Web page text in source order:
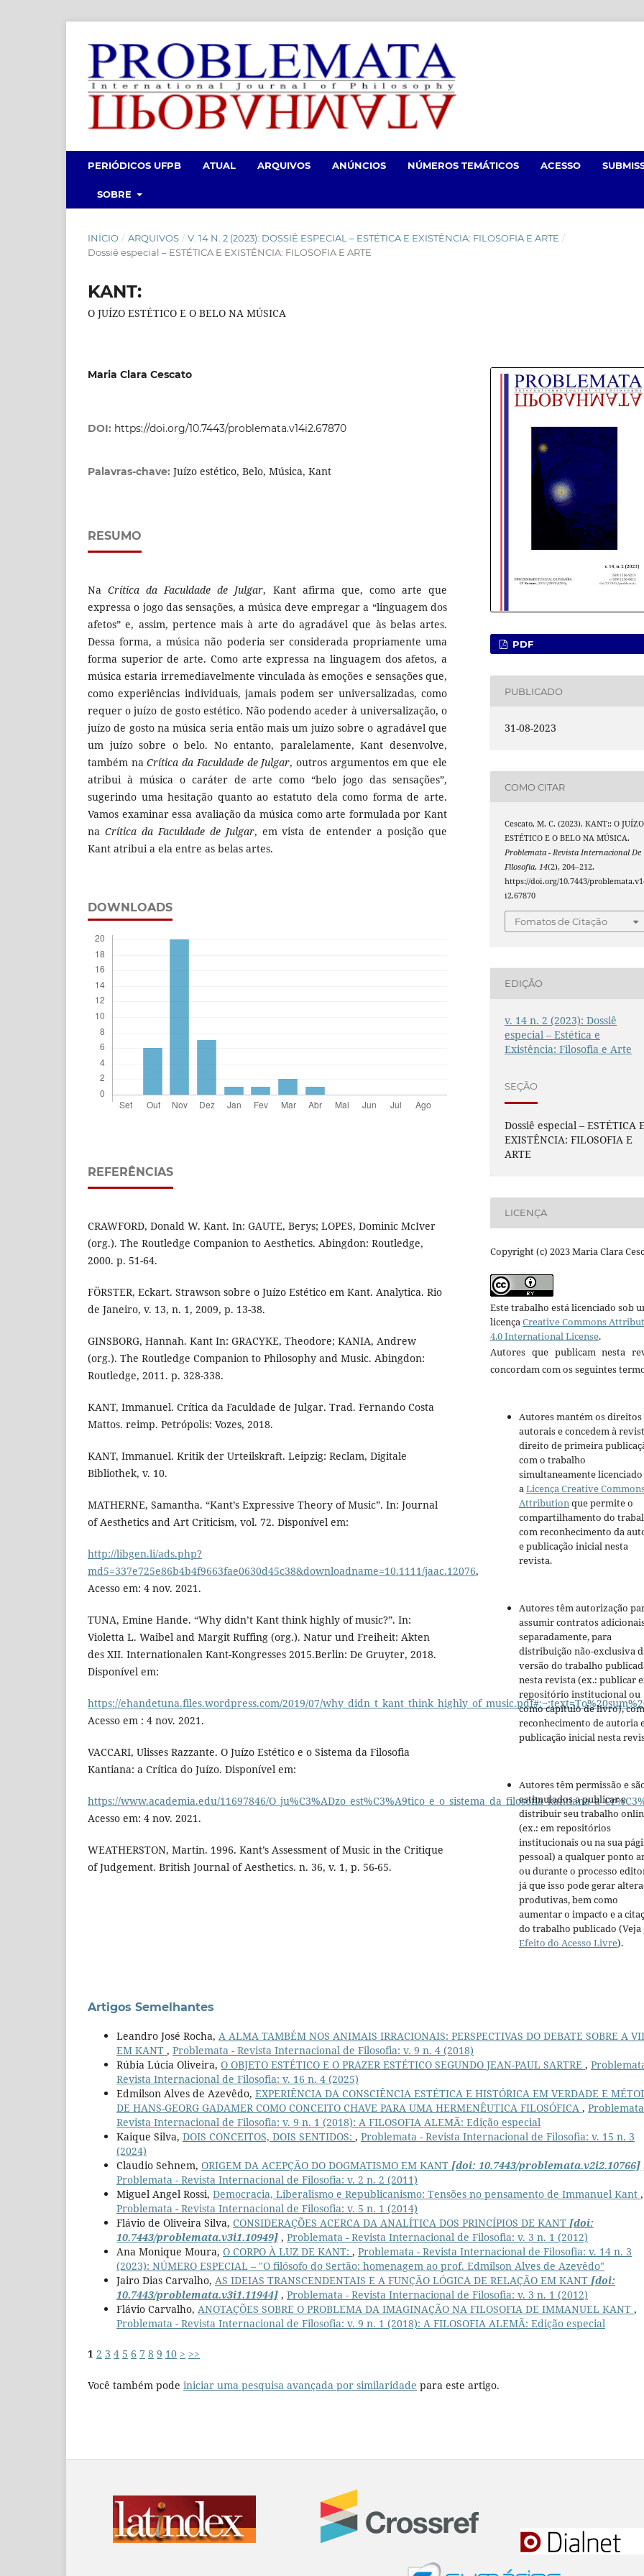
PERIÓDICOS UFPB ATUAL ARQUIVOS ANÚNCIOS NÚMEROS TEMÁTICOS ACESSO
SOBRE
INÍCIO / ARQUIVOS / V. 14 N. 2 (2023): DOSSIÊ ESPECIAL – ESTÉTICA E EXISTÊNCIA: FILOSOFIA E ARTE /
Dossiê especial – ESTÉTICA E EXISTÊNCIA: FILOSOFIA E ARTE
KANT:
O JUÍZO ESTÉTICO E O BELO NA MÚSICA
Maria Clara Cescato
DOI: https://doi.org/10.7443/problemata.v14i2.67870
Palavras-chave: Juízo estético, Belo, Música, Kant
RESUMO
NaCrítica da Faculdade de Julgar, Kant afirma que, como arte que
expressa o jogo das sensações, a música deve empregar a “linguagem dos
afetos” e, assim, pertence mais à arte do agradável que às belas artes.
Dessa forma, a música não poderia ser considerada propriamente uma
forma superior de arte. Como arte expressa na linguagem dos afetos, a
música estaria irremediavelmente vinculada às emoções e sensações que,
como experiências individuais, jamais podem ser universalizadas, como
requer o juízo de gosto estético. Não podendo aceder à universalização, o
juízo de gosto na música seria então mais um juízo sobre o agradável que
um juízo sobre o belo. No entanto, paralelamente, Kant desenvolve,
também naCrítica da Faculdade de Julgar, outros argumentos em que ele
atribui à música o caráter de arte como “belo jogo das sensações”,
sugerindo uma hesitação quanto ao estatuto dela como forma de arte.
Vamos examinar essa avaliação da música como arte formulada por Kant
na Crítica da Faculdade de Julgar, em vista de entender a posição que
Kant atribui a ela entre as belas artes.
DOWNLOADS
REFERÊNCIAS
CRAWFORD, Donald W. Kant. In: GAUTE, Berys; LOPES, Dominic McIver
(org.). The Routledge Companion to Aesthetics. Abingdon: Routledge,
2000. p. 51-64.
FÖRSTER, Eckart. Strawson sobre o Juízo Estético em Kant. Analytica. Rio
de Janeiro, v. 13, n. 1, 2009, p. 13-38.
GINSBORG, Hannah. Kant In: GRACYKE, Theodore; KANIA, Andrew
(org.). The Routledge Companion to Philosophy and Music. Abingdon:
Routledge, 2011. p. 328-338.
KANT, Immanuel. Crítica da Faculdade de Julgar. Trad. Fernando Costa
Mattos. reimp. Petrópolis: Vozes, 2018.
KANT, Immanuel. Kritik der Urteilskraft. Leipzig: Reclam, Digitale
Bibliothek, v. 10.
MATHERNE, Samantha. “Kant’s Expressive Theory of Music”. In: Journal
of Aesthetics and Art Criticism, vol. 72. Disponível em:
http://libgen.li/ads.php?
md5=337e725e86b4b4f9663fae0630d45c38&downloadname=10.1111/jaac.12076,
Acesso em: 4 nov. 2021.
TUNA, Emine Hande. “Why didn’t Kant think highly of music?”. In:
Violetta L. Waibel and Margit Ruffing (org.). Natur und Freiheit: Akten
des XII. Internationalen Kant-Kongresses 2015.Berlin: De Gruyter, 2018.
Disponível em:
https://ehandetuna.files.wordpress.com/2019/07/
Acesso em : 4 nov. 2021.
VACCARI, Ulisses Razzante. O Juízo Estético e o Sistema da Filosofia
Kantiana: a Crítica do Juízo. Disponível em:
https://www.academia.edu/11697846/
Acesso em: 4 nov. 2021.
WEATHERSTON, Martin. 1996. Kant’s Assessment of Music in the Critique
of Judgement. British Journal of Aesthetics. n. 36, v. 1, p. 56-65.
PDF
PUBLICADO
31-08-2023
COMO CITAR
Cescato, M. C. (2023). KANT:: O JUÍZO
ESTÉTICO E O BELO NA MÚSICA.
Problemata - Revista Internacional De
Filosofia,14(2), 204–212.
https://doi.org/10.7443/
i2.67870
Fomatos de Citação
EDIÇÃO
v. 14 n. 2 (2023): Dossiê
especial – Estética e
Existência: Filosofia e Arte
SEÇÃO
Dossiê especial – ESTÉTICA
EXISTÊNCIA: FILOSOFIA E
ARTE
LICENÇA
Copyright (c) 2023 Maria Clara
Este trabalho está licenciado sob
licençaCreative Commons
4.0 International License.
Autores que publicam nesta
concordam com os seguintes
Autores mantém os direitos
autorais e concedem à
direito de primeira
com o trabalho
simultaneamente
aLicença Creative
Attributionque permite o
compartilhamento do
com reconhecimento da
e publicação inicial nesta
revista.
Autores têm autorização
assumir contratos
separadamente, para
distribuição não-exclusiva
versão do trabalho
nesta revista (ex.: publicar
repositório institucional ou
como capítulo de livro), com
reconhecimento de autoria
publicação inicial nesta
Autores têm permissão e
estimulados a publicar e
distribuir seu trabalho
(ex.: em repositórios
institucionais ou na sua
pessoal) a qualquer ponto
ou durante o processo
já que isso pode gerar
produtivas, bem como
aumentar o impacto e a
do trabalho publicado (Veja
Efeito do Acesso Livre).
Artigos Semelhantes
Leandro José Rocha, A ALMA TAMBÉM NOS ANIMAIS IRRACIONAIS: PERSPECTIVAS DO DEBATE SOBRE A
EM KANT , Problemata - Revista Internacional de Filosofia: v. 9 n. 4 (2018)
Rúbia Lúcia Oliveira, O OBJETO ESTÉTICO E O PRAZER ESTÉTICO SEGUNDO JEAN-PAUL SARTRE ,
Revista Internacional de Filosofia: v. 16 n. 4 (2025)
Edmilson Alves de Azevêdo, EXPERIÊNCIA DA CONSCIÊNCIA ESTÉTICA E HISTÓRICA EM VERDADE E
DE HANS-GEORG GADAMER COMO CONCEITO CHAVE PARA UMA HERMENÊUTICA FILOSÓFICA ,
Revista Internacional de Filosofia: v. 9 n. 1 (2018): A FILOSOFIA ALEMÃ: Edição especial
Kaique Silva, DOIS CONCEITOS, DOIS SENTIDOS: , Problemata - Revista Internacional de Filosofia: v. 15 n. 3
(2024)
Claudio Sehnem, ORIGEM DA ACEPÇÃO DO DOGMATISMO EM KANT [doi: 10.7443/problemata.v2i2.10766]
Problemata - Revista Internacional de Filosofia: v. 2 n. 2 (2011)
Miguel Angel Rossi, Democracia, Liberalismo e Republicanismo: Tensões no pensamento de Immanuel Kant ,
Problemata - Revista Internacional de Filosofia: v. 5 n. 1 (2014)
Flávio de Oliveira Silva, CONSIDERAÇÕES ACERCA DA ANALÍTICA DOS PRINCÍPIOS DE KANT [doi:
10.7443/problemata.v3i1.10949] , Problemata - Revista Internacional de Filosofia: v. 3 n. 1 (2012)
Ana Monique Moura, O CORPO À LUZ DE KANT: , Problemata - Revista Internacional de Filosofia: v. 14 n. 3
(2023): NÚMERO ESPECIAL – "O filósofo do Sertão: homenagem ao prof. Edmilson Alves de Azevêdo"
Jairo Dias Carvalho, AS IDEIAS TRANSCENDENTAIS E A FUNÇÃO LÓGICA DE RELAÇÃO EM KANT [doi:
10.7443/problemata.v3i1.11944] , Problemata - Revista Internacional de Filosofia: v. 3 n. 1 (2012)
Flávio Carvalho, ANOTAÇÕES SOBRE O PROBLEMA DA IMAGINAÇÃO NA FILOSOFIA DE IMMANUEL KANT ,
Problemata - Revista Internacional de Filosofia: v. 9 n. 1 (2018): A FILOSOFIA ALEMÃ: Edição especial
1 2 3 4 5 6 7 8 9 10 > >>
Você também pode iniciar uma pesquisa avançada por similaridade para este artigo.